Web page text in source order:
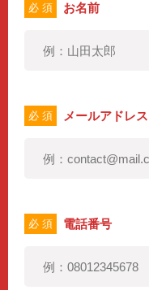
必 須 お名前
必 須 メールアドレス
必 須 電話番号